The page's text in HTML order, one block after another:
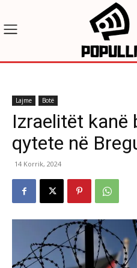
Lajme Botë
Izraelitët kanë
qytete në
14 Korrik, 2024